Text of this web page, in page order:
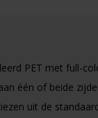
PET met full-
één of beide
uit de